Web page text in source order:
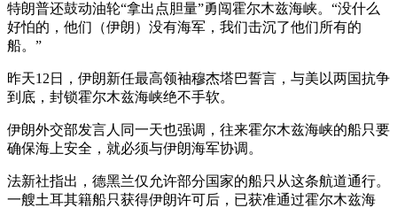
特朗普还鼓动油轮“拿出点胆量”勇闯霍尔木兹海峡。“没什么
好怕的，他们（伊朗）没有海军，我们击沉了他们所有的
船。”
昨天12日，伊朗新任最高领袖穆杰塔巴誓言，与美以两国抗争
到底，封锁霍尔木兹海峡绝不手软。
伊朗外交部发言人同一天也强调，往来霍尔木兹海峡的船只要
确保海上安全，就必须与伊朗海军协调。
法新社指出，德黑兰仅允许部分国家的船只从这条航道通行。
一艘土耳其籍船只获得伊朗许可后，已获准通过霍尔木兹海